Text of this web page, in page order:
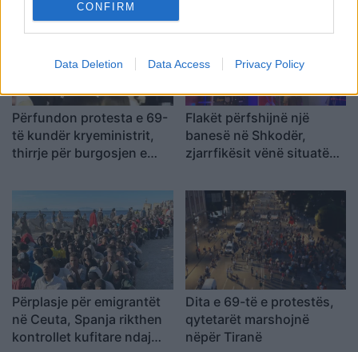
CONFIRM
Data Deletion Data Access Privacy Policy
Përfundon protesta e 69-
të kundër kryeministrit,
thirrje për burgosjen e
“Nesër do të jemi më
shumë, nuk ndalemi”
Flakët përfshijnë një
banesë në Shkodër,
zjarrfikësit vënë situatën
Përplasje për emigrantët
në Ceuta, Spanja rikthen
kontrollet kufitare ndaj
Dita e 69-të e protestës,
qytetarët marshojnë
nëpër Tiranë